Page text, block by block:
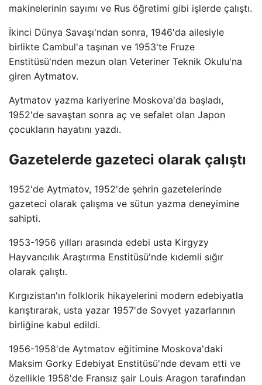
makinelerinin sayımı ve Rus öğretimi gibi işlerde çalıştı.
İkinci Dünya Savaşı'ndan sonra, 1946'da ailesiyle
birlikte Cambul'a taşınan ve 1953'te Fruze
Enstitüsü'nden mezun olan Veteriner Teknik Okulu'na
giren Aytmatov.
Aytmatov yazma kariyerine Moskova'da başladı,
1952'de savaştan sonra aç ve sefalet olan Japon
çocukların hayatını yazdı.
Gazetelerde gazeteci olarak çalıştı
1952'de Aytmatov, 1952'de şehrin gazetelerinde
gazeteci olarak çalışma ve sütun yazma deneyimine
sahipti.
1953-1956 yılları arasında edebi usta Kirgyzy
Hayvancılık Araştırma Enstitüsü'nde kıdemli sığır
olarak çalıştı.
Kırgızistan'ın folklorik hikayelerini modern edebiyatla
karıştırarak, usta yazar 1957'de Sovyet yazarlarının
birliğine kabul edildi.
1956-1958'de Aytmatov eğitimine Moskova'daki
Maksim Gorky Edebiyat Enstitüsü'nde devam etti ve
özellikle 1958'de Fransız şair Louis Aragon tarafından